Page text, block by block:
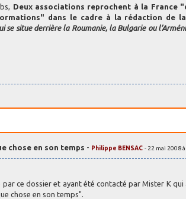
Deux associations reprochent à la France
dans le cadre à la rédaction de
se situe derrière la Roumanie, la Bulgarie ou
chose en son temps - Philippe BENSAC - 22 mai 2008
ce dossier et ayant été contacté par Mister K
chose en son temps".